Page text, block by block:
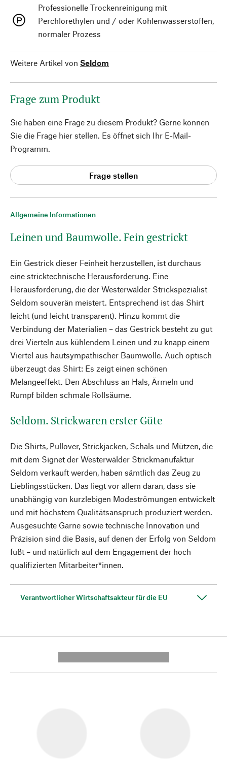
Allgemeine Informationen
Leinen und Baumwolle. Fein gestrickt
Ein Gestrick dieser Feinheit herzustellen, ist durchaus
eine stricktechnische Herausforderung. Eine
Herausforderung, die der Westerwälder Strickspezialist
Seldom souverän meistert. Entsprechend ist das Shirt
leicht (und leicht transparent). Hinzu kommt die
Verbindung der Materialien – das Gestrick besteht zu gut
drei Vierteln aus kühlendem Leinen und zu knapp einem
Viertel aus hautsympathischer Baumwolle. Auch optisch
überzeugt das Shirt: Es zeigt einen schönen
Melangeeffekt. Den Abschluss an Hals, Ärmeln und
Rumpf bilden schmale Rollsäume.
Seldom. Strickwaren erster Güte
Die Shirts, Pullover, Strickjacken, Schals und Mützen, die
mit dem Signet der Westerwälder Strickmanufaktur
Seldom verkauft werden, haben sämtlich das Zeug zu
Lieblingsstücken. Das liegt vor allem daran, dass sie
unabhängig von kurzlebigen Modeströmungen entwickelt
und mit höchstem Qualitätsanspruch produziert werden.
Ausgesuchte Garne sowie technische Innovation und
Präzision sind die Basis, auf denen der Erfolg von Seldom
fußt – und natürlich auf dem Engagement der hoch
qualifizierten Mitarbeiter*innen.
Verantwortlicher Wirtschaftsakteur für die EU
Professionelle Trockenreinigung mit
Perchlorethylen und / oder Kohlenwasserstoffen,
normaler Prozess
Weitere Artikel von Seldom
Frage zum Produkt
Sie haben eine Frage zu diesem Produkt? Gerne können
Sie die Frage hier stellen. Es öffnet sich Ihr E-Mail-
Programm.
Frage stellen